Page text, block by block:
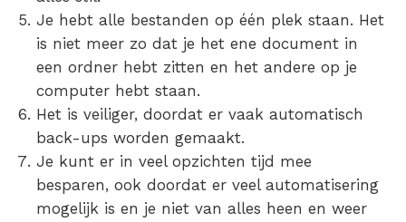
Je hebt alle bestanden op één plek staan. Het
is niet meer zo dat je het ene document in
een ordner hebt zitten en het andere op je
computer hebt staan.
Het is veiliger, doordat er vaak automatisch
back-ups worden gemaakt.
Je kunt er in veel opzichten tijd mee
besparen, ook doordat er veel automatisering
mogelijk is en je niet van alles heen en weer